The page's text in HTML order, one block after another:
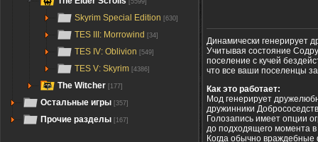
[5599]
Skyrim Special Edition [630]
TES III: Morrowind [34]
TES IV: Oblivion [549]
TES V: Skyrim [4386]
The Witcher [177]
Остальные игры [357]
Прочие разделы [167]
Динамически генерирует
Учитывая состояние
поселение с кучей
что все ваши поселенцы
Как это работает:
Мод генерирует
дружинники
Голозапись имеет опции
до подходящего момента
Когда обычно